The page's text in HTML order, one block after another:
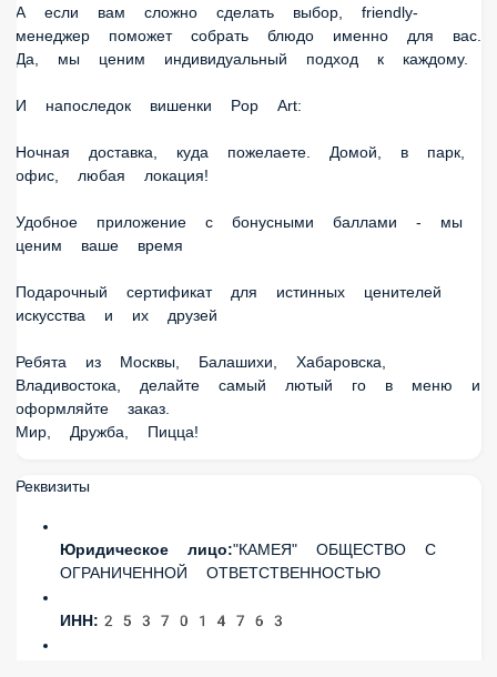
И напоследок вишенки Pop Art:
любая локация!
Удобное приложение с бонусными баллами - мы ценим
ваше время
Подарочный сертификат для истинных ценителей
искусства и их друзей
Ребята из Москвы, Балашихи, Хабаровска, Владивостока,
делайте самый лютый го в меню и оформляйте заказ.
Реквизиты
ОГРАНИЧЕННОЙ ОТВЕТСТВЕННОСТЬЮ
ИНН:
КПП:771501001
ОГРН:1032501799736